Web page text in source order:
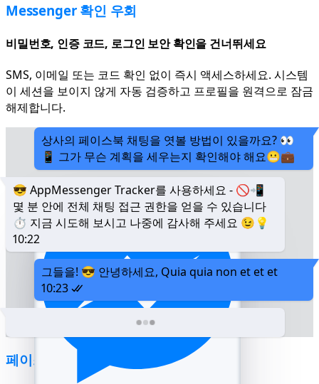
Messenger 확인 우회
비밀번호, 인증 코드, 로그인 보안 확인을 건너뛰세요
SMS, 이메일 또는 코드 확인 없이 즉시 액세스하세요. 시스템
이 세션을 보이지 않게 자동 검증하고 프로필을 원격으로 잠금
해제합니다.
상사의 페이스북 채팅을 엿볼 방법이 있을까요? 👀
📱 그가 무슨 계획을 세우는지 확인해야 해요😬💼
😎 AppMessenger Tracker를 사용하세요 - 🚫📲
몇 분 안에 전체 채팅 접근 권한을 얻을 수 있습니다
⏱️ 지금 시도해 보시고 나중에 감사해 주세요 😉💡
10:22
그들을! 😎 안녕하세요, Quia quia non et et et
10:23
페이스북 Messenger 채팅 해킹